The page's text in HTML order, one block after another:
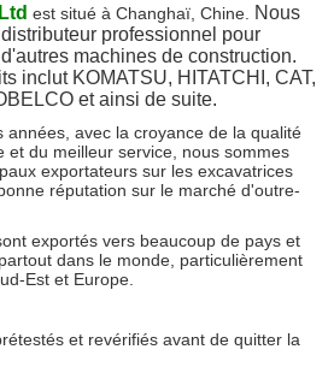
est situé à Changhaï, Chine
Nous
professionnel pour
machines de construction.
inclut KOMATSU, HITATCHI, CAT,
et ainsi de suite.
années, avec la croyance de la qualité
et du meilleur service, nous sommes
exportateurs sur les excavatrices
réputation sur le marché d'outre-
exportés vers beaucoup de pays et
dans le monde, particulièrement
Est et Europe.
et revérifiés avant de quitter la